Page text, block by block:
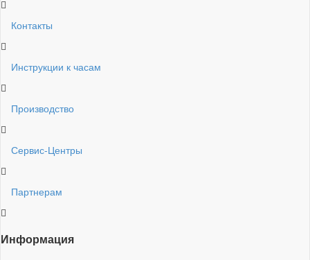
Контакты
Инструкции к часам
Производство
Сервис-Центры
Партнерам
Информация